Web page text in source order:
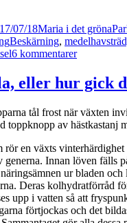
07/18Författare
Maria i det gröna
Taggar
Beskärning,
6 kommentarertill
fikonträd
i
eller hur gick
toppknopp av hästkastanj
rör en växts
generna. Innan löven fälls
ur bladen och
Deras kolhydratförråd
upp i vatten så att
förtjockas och det